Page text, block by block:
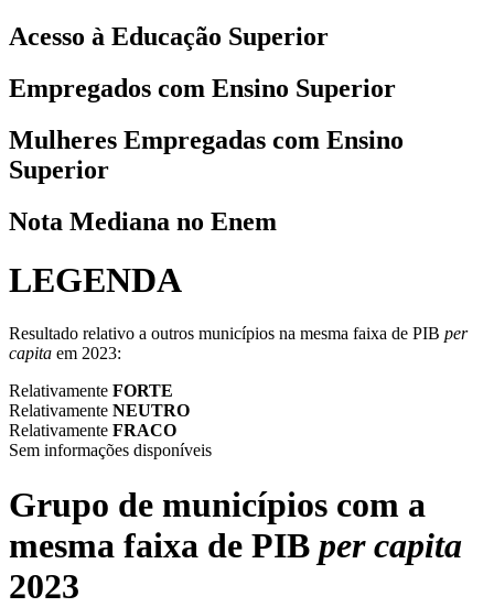
Acesso à Educação Superior
Empregados com Ensino Superior
Mulheres Empregadas com Ensino
Superior
Nota Mediana no Enem
LEGENDA
Resultado relativo a outros municípios na mesma faixa de PIB per
capita em 2023:
Relativamente FORTE
Relativamente NEUTRO
Relativamente FRACO
Sem informações disponíveis
Grupo de municípios com a
mesma faixa de PIB per capita
2023